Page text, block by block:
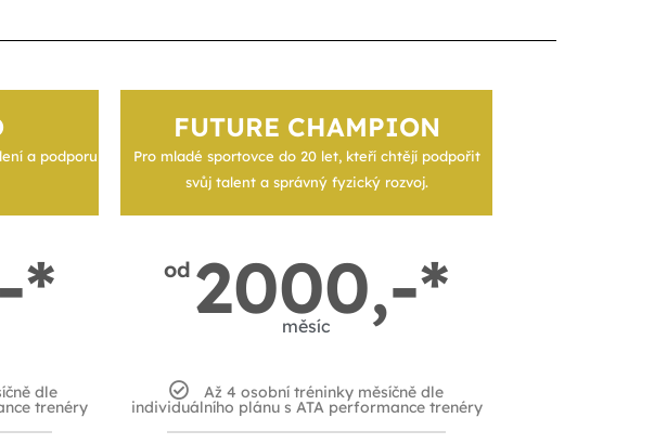
a podporu
*
dle
trenéry
FUTURE CHAMPION
Pro mladé sportovce do 20 let, kteří chtějí podpořit
svůj talent a správný fyzický rozvoj.
od 2000,-*
měsíc
Až 4 osobní tréninky měsíčně dle
individuálního plánu s ATA performance trenéry